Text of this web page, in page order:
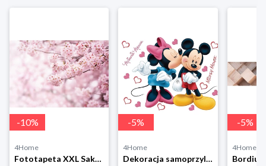
-10%
4Home
Fototapeta XXL Sakura 360 x 254 cm, 4 części 4-Home
-5%
4Home
Dekoracja samoprzylepna Minnie i Mickey, różowa, 42,5 x 65 cm 4-Home
-5%
4Home